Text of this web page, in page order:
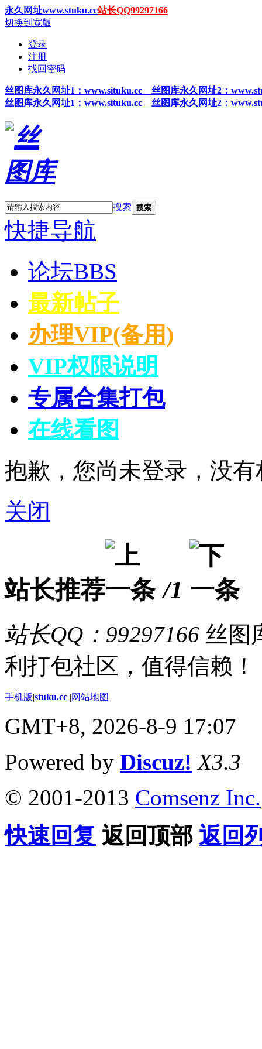
永久网址www.stuku.cc站长QQ99297166
切换到宽版
登录
注册
找回密码
丝图 库永久网址1 ：www.situku.cc 丝图库永久网址2：
丝图 库永久网址1 ：www.situku.cc 丝图库永久网址2：
搜索 搜索
快捷导航
论坛BBS
最新帖子
办理VIP(备用)
VIP权限说明
专属合集打包
在线看图
抱歉，您尚未登录，没
关闭
站长推荐 /1
站长QQ：99297166 丝图
利打包社区，值得信赖！
手机版|stuku.cc |网站地图
GMT+8, 2026-8-9 17:07
Powered by Discuz! X3.3
© 2001-2013 Comsenz Inc.
快速回复 返回顶部 返回